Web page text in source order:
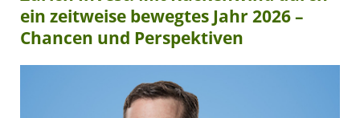
ein zeitweise bewegtes Jahr 2026 –
Chancen und Perspektiven